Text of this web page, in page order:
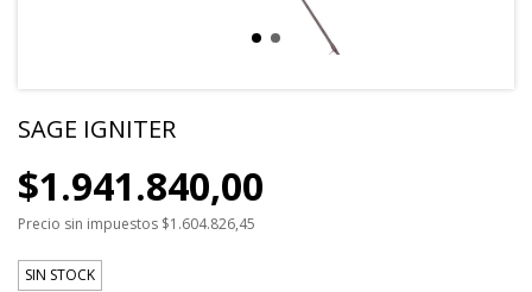
SAGE IGNITER
$1.941.840,00
Precio sin impuestos $1.604.826,45
SIN STOCK